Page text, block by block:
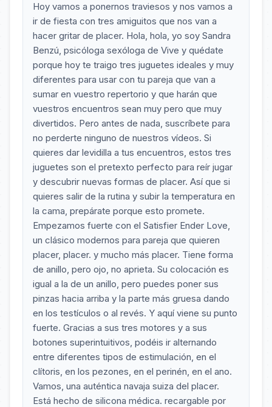
Hoy vamos a ponernos traviesos y nos vamos a
ir de fiesta con tres amiguitos que nos van a
hacer gritar de placer. Hola, hola, yo soy Sandra
Benzú, psicóloga sexóloga de Vive y quédate
porque hoy te traigo tres juguetes ideales y muy
diferentes para usar con tu pareja que van a
sumar en vuestro repertorio y que harán que
vuestros encuentros sean muy pero que muy
divertidos. Pero antes de nada, suscríbete para
no perderte ninguno de nuestros vídeos. Si
quieres dar levidilla a tus encuentros, estos tres
juguetes son el pretexto perfecto para reír jugar
y descubrir nuevas formas de placer. Así que si
quieres salir de la rutina y subir la temperatura en
la cama, prepárate porque esto promete.
Empezamos fuerte con el Satisfier Ender Love,
un clásico modernos para pareja que quieren
placer, placer. y mucho más placer. Tiene forma
de anillo, pero ojo, no aprieta. Su colocación es
igual a la de un anillo, pero puedes poner sus
pinzas hacia arriba y la parte más gruesa dando
en los testículos o al revés. Y aquí viene su punto
fuerte. Gracias a sus tres motores y a sus
botones superintuitivos, podéis ir alternando
entre diferentes tipos de estimulación, en el
clítoris, en los pezones, en el perinén, en el ano.
Vamos, una auténtica navaja suiza del placer.
Está hecho de silicona médica. recargable por